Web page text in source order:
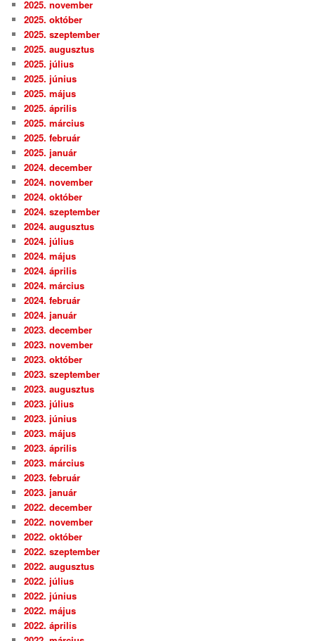
2025. november
2025. október
2025. szeptember
2025. augusztus
2025. július
2025. június
2025. május
2025. április
2025. március
2025. február
2025. január
2024. december
2024. november
2024. október
2024. szeptember
2024. augusztus
2024. július
2024. május
2024. április
2024. március
2024. február
2024. január
2023. december
2023. november
2023. október
2023. szeptember
2023. augusztus
2023. július
2023. június
2023. május
2023. április
2023. március
2023. február
2023. január
2022. december
2022. november
2022. október
2022. szeptember
2022. augusztus
2022. július
2022. június
2022. május
2022. április